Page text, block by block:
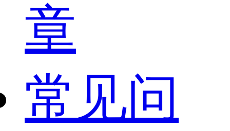
章
常见问